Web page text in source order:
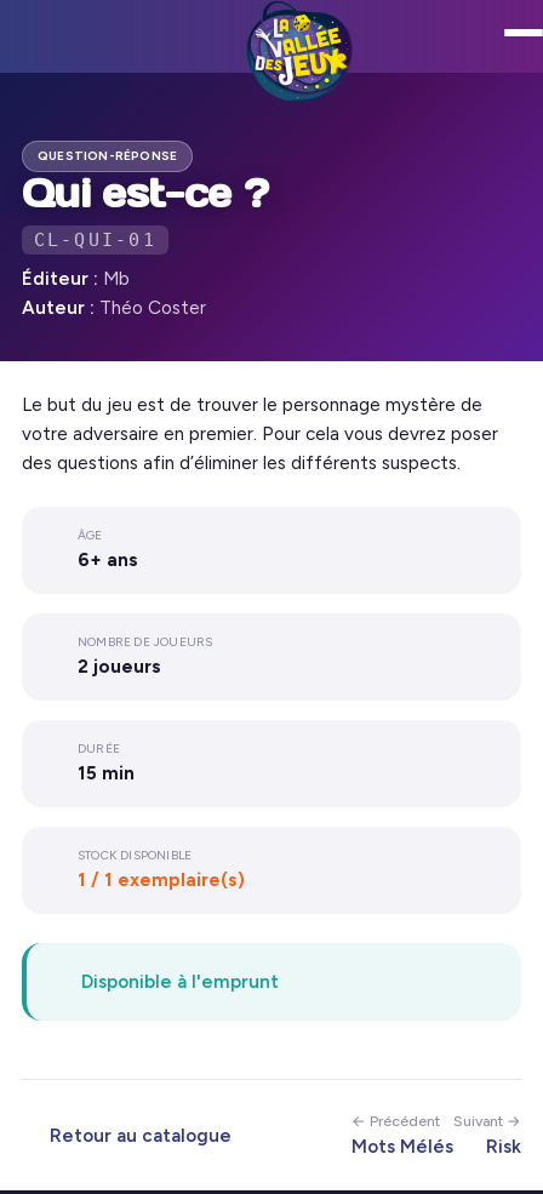
QUESTION-RÉPONSE
Qui est-ce ?
CL-QUI-01
Éditeur : Mb
Auteur : Théo Coster
Le but du jeu est de trouver le personnage mystère de
votre adversaire en premier. Pour cela vous devrez poser
des questions afin d’éliminer les différents suspects.
ÂGE
6+ ans
NOMBRE DE JOUEURS
2 joueurs
DURÉE
15 min
STOCK DISPONIBLE
1 / 1 exemplaire(s)
Disponible à l'emprunt
Retour au catalogue
← Précédent
Mots Mélés
Suivant →
Risk